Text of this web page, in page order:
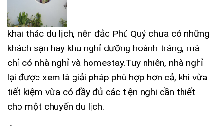
khai thác du lịch, nên đảo Phú Quý chưa có những
khách sạn hay khu nghỉ dưỡng hoành tráng, mà
chỉ có nhà nghỉ và homestay.Tuy nhiên, nhà nghỉ
lại được xem là giải pháp phù hợp hơn cả, khi vừa
tiết kiệm vừa có đầy đủ các tiện nghi cần thiết
cho một chuyến du lịch.